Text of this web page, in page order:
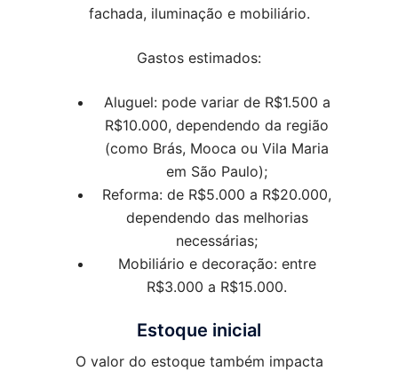
fachada, iluminação e mobiliário.
Gastos estimados:
Aluguel: pode variar de R$1.500 a
R$10.000, dependendo da região
(como Brás, Mooca ou Vila Maria
em São Paulo);
Reforma: de R$5.000 a R$20.000,
dependendo das melhorias
necessárias;
Mobiliário e decoração: entre
R$3.000 a R$15.000.
Estoque inicial
O valor do estoque também impacta